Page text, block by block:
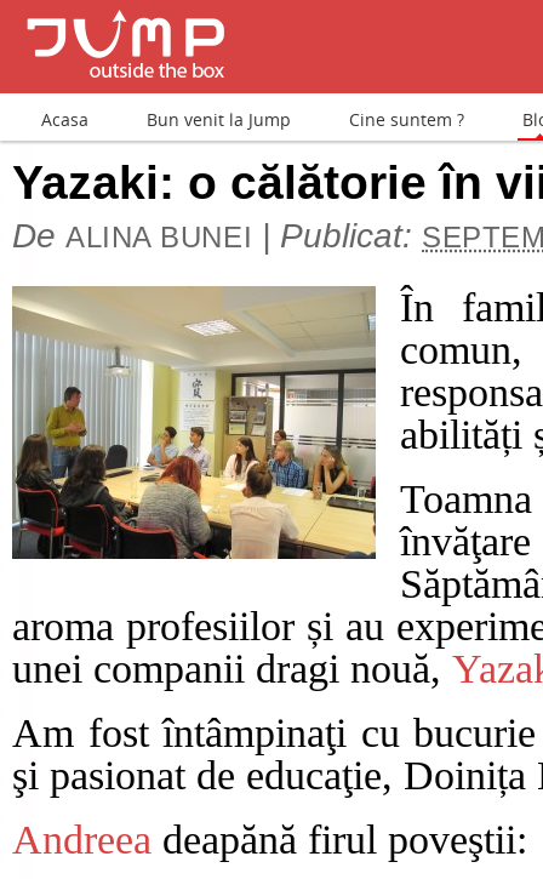
Acasa Bun venit la Jump Cine suntem ?
Yazaki: o călătorie în
De ALINA BUNEI | Publicat:
În
abilități
aroma profesiilor și au
unei companii dragi nouă,
Am fost întâmpinaţi cu
şi pasionat de educaţie,
Andreea deapănă firul poveştii: